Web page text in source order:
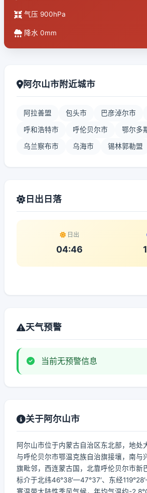
气压 900hPa
降水 0mm
阿尔山市附近城市
阿拉善盟 包头市 巴彦淖尔市
呼和浩特市 呼伦贝尔市 鄂尔多
乌兰察布市 乌海市 锡林郭勒盟
日出日落
日出
04:46
天气预警
当前无预警信息
关于阿尔山市
阿尔山市位于内蒙古自治区东北部，地处
与呼伦贝尔市鄂温克族自治旗接壤，南与
旗毗邻，西连蒙古国，北靠呼伦贝尔市新
标介于北纬46°38′—47°37′、东经